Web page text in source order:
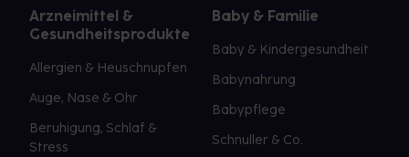
Arzneimittel &
Gesundheitsprodukte
Allergien & Heuschnupfen
Auge, Nase & Ohr
Beruhigung, Schlaf &
Stress
Baby & Familie
Baby & Kindergesundheit
Babynahrung
Babypflege
Schnuller & Co.